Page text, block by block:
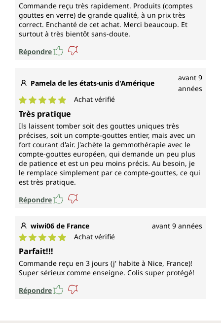
Commande reçu très rapidement. Produits (comptes
gouttes en verre) de grande qualité, à un prix très
correct. Enchanté de cet achat. Merci beaucoup. Et
surtout à très bientôt sans-doute.
Répondre
Pamela de les états-unis d'Amérique
avant 9
années
Note moyenne de 5 sur 5 étoiles
Achat vérifié
Très pratique
Ils laissent tomber soit des gouttes uniques très
précises, soit un compte-gouttes entier, mais avec un
fort courant d'air. J'achète la gemmothérapie avec le
compte-gouttes européen, qui demande un peu plus
de patience et est un peu moins précis. Au besoin, je
le remplace simplement par ce compte-gouttes, ce qui
est très pratique.
Répondre
wiwi06 de France avant 9 années
Note moyenne de 5 sur 5 étoiles
Achat vérifié
Parfait!!!
Commande reçu en 3 jours (j' habite à Nice, France)!
Super sérieux comme enseigne. Colis super protégé!
Répondre